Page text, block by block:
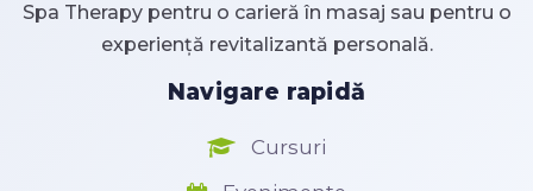
Spa Therapy pentru o carieră în masaj sau pentru o
experiență revitalizantă personală.
Navigare rapidă
Cursuri